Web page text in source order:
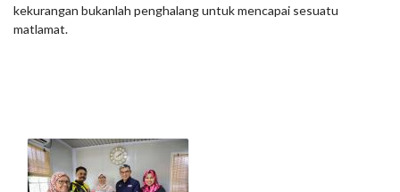
kekurangan bukanlah penghalang untuk mencapai sesuatu
matlamat.